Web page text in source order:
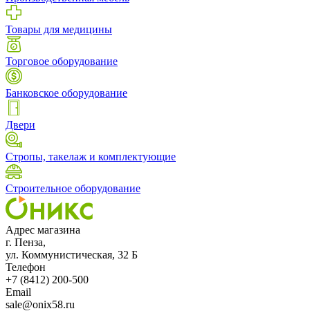
Товары для медицины
Торговое оборудование
Банковское оборудование
Двери
Стропы, такелаж и комплектующие
Строительное оборудование
Адрес магазина
г. Пенза,
ул. Коммунистическая, 32 Б
Телефон
+7 (8412) 200-500
Email
sale@onix58.ru